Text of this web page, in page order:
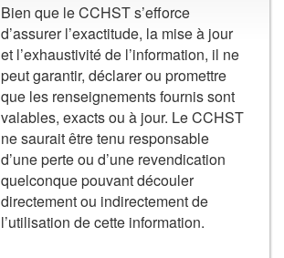
Bien que le CCHST s’efforce
d’assurer l’exactitude, la mise à jour
et l’exhaustivité de l’information, il ne
peut garantir, déclarer ou promettre
que les renseignements fournis sont
valables, exacts ou à jour. Le CCHST
ne saurait être tenu responsable
d’une perte ou d’une revendication
quelconque pouvant découler
directement ou indirectement de
l’utilisation de cette information.